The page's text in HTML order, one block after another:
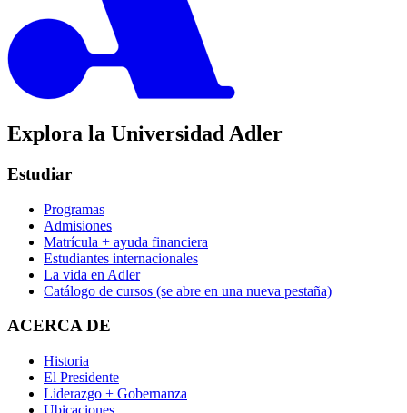
Explora la Universidad Adler
Estudiar
Programas
Admisiones
Matrícula + ayuda financiera
Estudiantes internacionales
La vida en Adler
Catálogo de cursos (se abre en una nueva pestaña)
ACERCA DE
Historia
El Presidente
Liderazgo + Gobernanza
Ubicaciones